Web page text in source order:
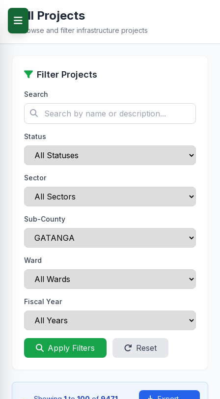
All Projects
Browse and filter infrastructure projects
Filter Projects
Search
Status
Sector
Sub-County
Ward
Fiscal Year
Apply Filters Reset